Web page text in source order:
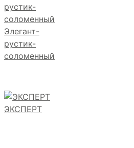
Элегант-
рустик-
соломенный
ЭКСПЕРТ